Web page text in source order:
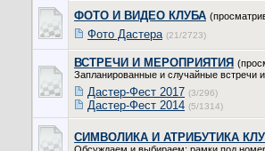
ФОТО И ВИДЕО КЛУБА
Фото Дастера (21/2723)
ВСТРЕЧИ И МЕРОПРИЯТИЯ
Запланированные и случайные встречи
Дастер-Фест 2017 (3/296)
Дастер-Фест 2014 (5/1314)
СИМВОЛИКА И АТРИБУТИКА